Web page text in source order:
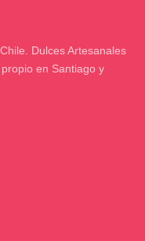
Dulces Artesanales
en Santiago y